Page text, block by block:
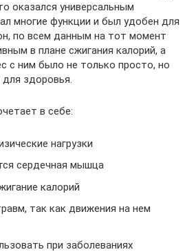
оказался универсальным
многие функции и был удобен для
по всем данным на тот момент
в плане сжигания калорий, а
с ним было не только просто, но
здоровья.
в себе:
нагрузки
сердечная мышца
калорий
так как движения на нем
при заболеваниях